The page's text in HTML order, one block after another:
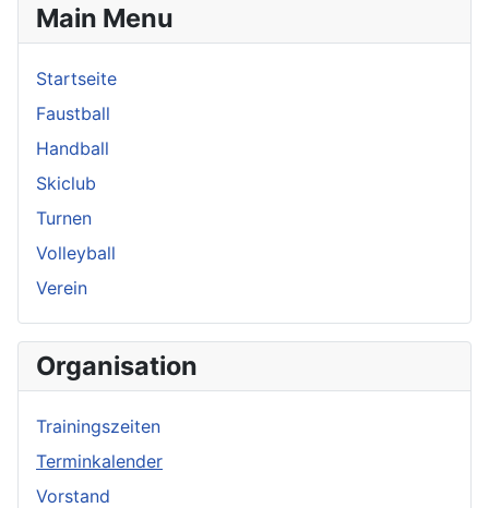
Main Menu
Startseite
Faustball
Handball
Skiclub
Turnen
Volleyball
Verein
Organisation
Trainingszeiten
Terminkalender
Vorstand